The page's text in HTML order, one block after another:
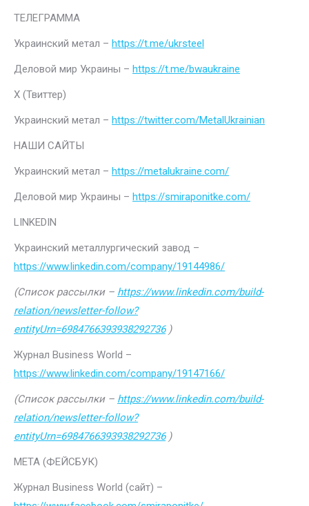
ТЕЛЕГРАММА
Украинский метал – https://t.me/ukrsteel
Деловой мир Украины – https://t.me/bwaukraine
Х (Твиттер)
Украинский метал – https://twitter.com/MetalUkrainian
НАШИ САЙТЫ
Украинский метал – https://metalukraine.com/
Деловой мир Украины – https://smiraponitke.com/
LINKEDIN
Украинский металлургический завод –
https://www.linkedin.com/company/19144986/
(Список рассылки – https://www.linkedin.com/build-
relation/newsletter-follow?
entityUrn=6984766393938292736)
Журнал Business World –
https://www.linkedin.com/company/19147166/
(Список рассылки – https://www.linkedin.com/build-
relation/newsletter-follow?
entityUrn=6984766393938292736)
МЕТА (ФЕЙСБУК)
Журнал Business World (сайт) –